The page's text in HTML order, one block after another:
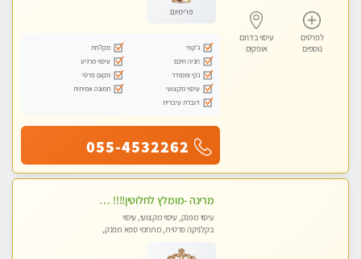
לפרטים
נוספים
עיסוי בדרום
אופקים
פרימיום
ג'קוזי
מקלחת
חניה חינם
עיסוי מרגיע
נקי ומסודר
מקום פרטי
עיסוי מקצועי
תמונה אמיתית
דוברת עיברית
055-4532262
מרינה -מומלץ לחלוטין!!!! מעסה איכותית מקצועית ומפנקת מאוד .פרטי!
עיסוי מפנק, עיסוי מקצועי, עיסוי
בקלניקה פרטית, מתחמי ספא מפנק,